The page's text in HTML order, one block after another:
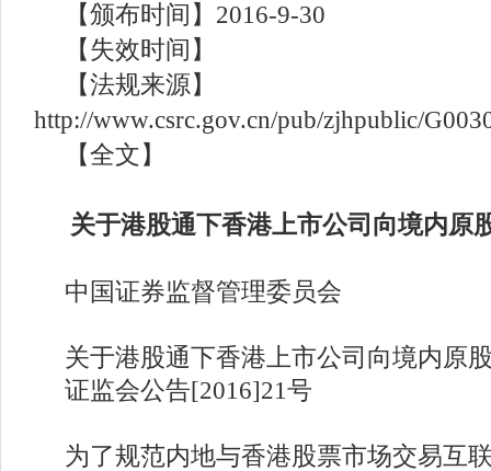
【颁布时间】 2016-9-30
【失效时间】
【法规来源】
http://www.csrc.gov.cn/pub/zjhpublic/
【全文】
关于港股通下香港上市公司向境内原
中国证券监督管理委员会
关于港股通下香港上市公司向境内原
证监会公告[2016]21号
为了规范内地与香港股票市场交易互